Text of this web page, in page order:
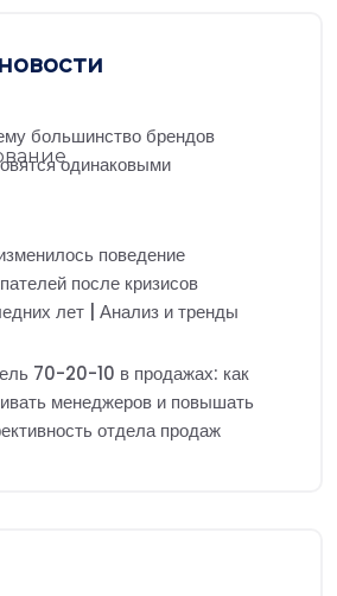
большинство брендов
одинаковыми
поведение
после кризисов
лет | Анализ и тренды
70-20-10 в продажах: как
менеджеров и повышать
отдела продаж